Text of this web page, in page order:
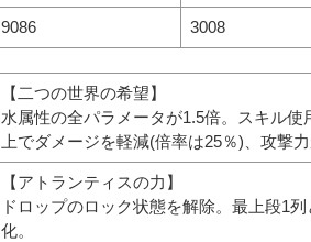
9086 3008
【二つの世界の希望】
水属性の全パラメータが1.5倍。スキル使
上でダメージを軽減(倍率は25％)、攻撃力
【アトランティスの力】
ドロップのロック状態を解除。最上段1
化。